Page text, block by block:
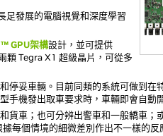
足發展的電腦視覺和深度學習
GPU架構設計，並可提供
顆 Tegra X1 超級晶片，可從多
停妥車輛。目前同類的系統可做到在
手機發出取車要求時，車輛即會自動
貨車；也可分辨出警車和一般轎車；
每個情境的細微差別作出不一樣的反